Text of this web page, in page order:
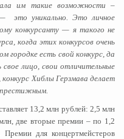
им такие возможности –
это уникально. Это личное
конкурсанту — я такого не
когда этих конкурсов очень
городке есть свой конкурс, да
лицо, свои отличительные
Хиблы Герзмава делает
престижным.
13,2 млн рублей: 2,5 млн
две вторые премии – по 1,2
для концертмейстеров